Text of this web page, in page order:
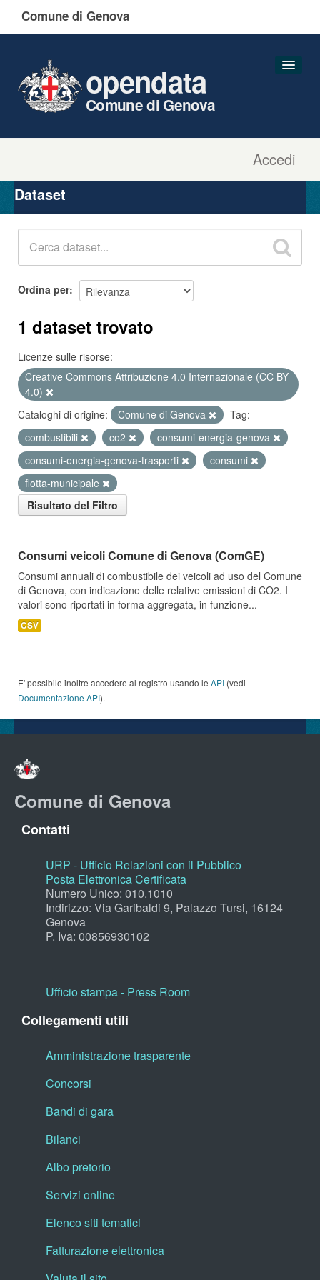
Comune di Genova
Accedi
opendata
Comune di Genova
Organizzazioni
Gruppi
Dataset
Ordina per
1 dataset trovato
Licenze sulle risorse:
Creative Commons Attribuzione 4.0 Internazionale (CC BY
4.0)
Cataloghi di origine:
Comune di Genova
Tag:
combustibili
co2
consumi-energia-genova
consumi-energia-genova-trasporti
consumi
flotta-municipale
Risultato del Filtro
Consumi veicoli Comune di Genova (ComGE)
Consumi annuali di combustibile dei veicoli ad uso del Comune
di Genova, con indicazione delle relative emissioni di CO2. I
valori sono riportati in forma aggregata, in funzione...
CSV
E' possibile inoltre accedere al registro usando le API (vedi
Documentazione API).
Comune di Genova
Contatti
URP - Ufficio Relazioni con il Pubblico
Posta Elettronica Certificata
Numero Unico: 010.1010
Indirizzo: Via Garibaldi 9, Palazzo Tursi, 16124
Genova
P. Iva: 00856930102
Ufficio stampa - Press Room
Collegamenti utili
Amministrazione trasparente
Concorsi
Bandi di gara
Bilanci
Albo pretorio
Servizi online
Elenco siti tematici
Fatturazione elettronica